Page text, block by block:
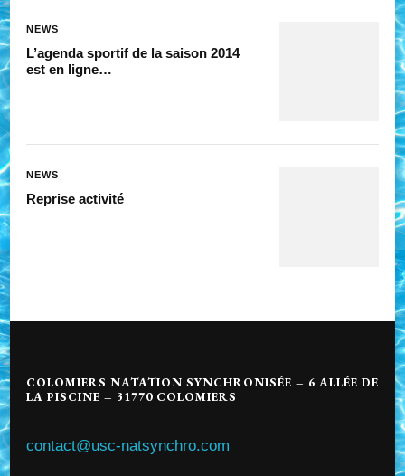
NEWS
L’agenda sportif de la saison 2014
est en ligne…
NEWS
Reprise activité
COLOMIERS NATATION SYNCHRONISÉE – 6 ALLÉE DE
LA PISCINE – 31770 COLOMIERS
contact@usc-natsynchro.com